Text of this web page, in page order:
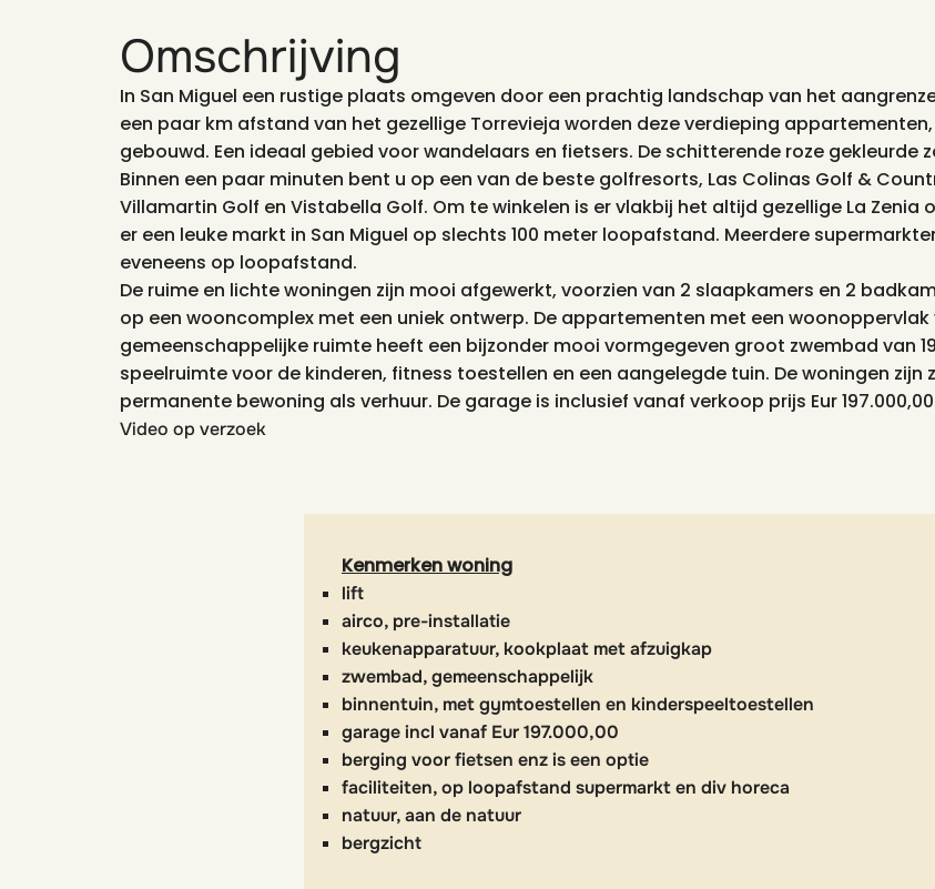
Omschrijving
In San Miguel een rustige plaats omgeven door een prachtig landschap van het
een paar km afstand van het gezellige Torrevieja worden deze verdieping
gebouwd. Een ideaal gebied voor wandelaars en fietsers. De schitterende roze
Binnen een paar minuten bent u op een van de beste golfresorts, Las Colinas Golf &
Villamartin Golf en Vistabella Golf. Om te winkelen is er vlakbij het altijd gezellige La
er een leuke markt in San Miguel op slechts 100 meter loopafstand. Meerdere
eveneens op loopafstand.
De ruime en lichte woningen zijn mooi afgewerkt, voorzien van 2 slaapkamers en 2
op een wooncomplex met een uniek ontwerp. De appartementen met een
gemeenschappelijke ruimte heeft een bijzonder mooi vormgegeven groot zwembad van
speelruimte voor de kinderen, fitness toestellen en een aangelegde tuin. De woningen
permanente bewoning als verhuur. De garage is inclusief vanaf verkoop prijs Eur
Video op verzoek
Kenmerken woning
lift
airco, pre-installatie
keukenapparatuur, kookplaat met afzuigkap
zwembad, gemeenschappelijk
binnentuin, met gymtoestellen en kinderspeeltoestellen
garage incl vanaf Eur 197.000,00
berging voor fietsen enz is een optie
faciliteiten, op loopafstand supermarkt en div horeca
natuur, aan de natuur
bergzicht